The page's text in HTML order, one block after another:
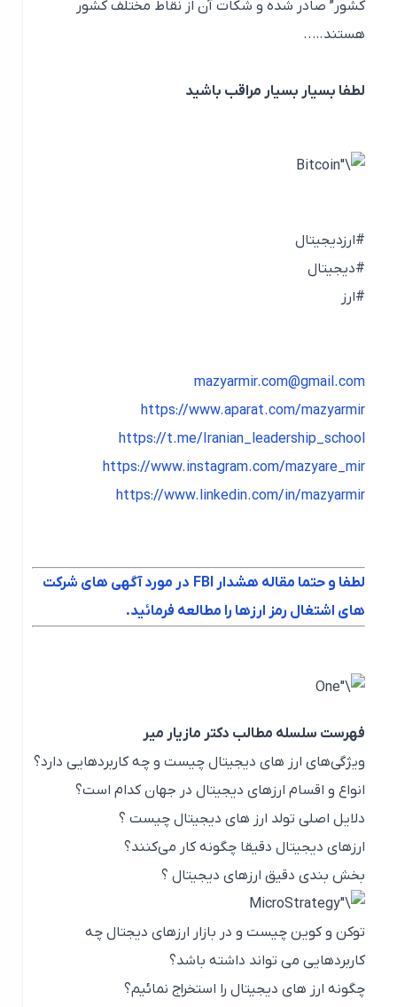
کشور” صادر شده و شکات آن از نقاط مختلف کشور
هستند…..
لطفا بسیار بسیار مراقب باشید
#ارزدیجیتال
#دیجیتال
mazyarmir.com@gmail.com
https://www.aparat.com/mazyarmir
https://t.me/Iranian_leadership_school
https://www.instagram.com/mazyare_mir
https://www.linkedin.com/in/mazyarmir
لطفا و حتما مقاله هشدار FBI در مورد آگهی های شرکت
های اشتغال رمز ارزها را مطالعه فرمائید.
فهرست سلسله مطالب دکتر مازیار میر
ویژگی‌های ارز های دیجیتال چیست و چه کاربردهایی دارد؟
انواع و اقسام ارزهای دیجیتال در جهان کدام است؟
دلایل اصلی تولد ارز های دیجیتال چیست ؟
ارزهای دیجیتال دقیقا چگونه کار می‌کنند؟
بخش بندی دقیق ارزهای دیجیتال ؟
توکن و کوین چیست و در بازار ارزهای دیجتال چه
کاربردهایی می تواند داشته باشد؟
چگونه ارز های دیجیتال را استخراج نمائیم؟